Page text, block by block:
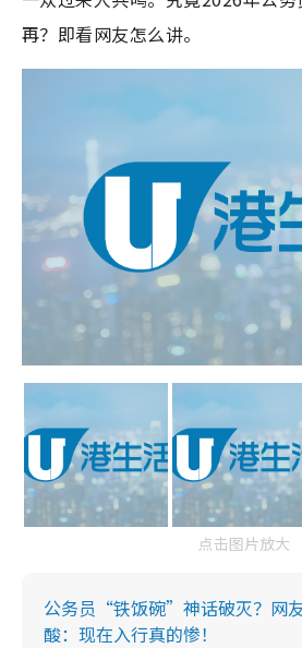
再？即看网友怎么讲。
点击图片放大
公务员“铁饭碗”神话破灭？网
酸：现在入行真的惨！